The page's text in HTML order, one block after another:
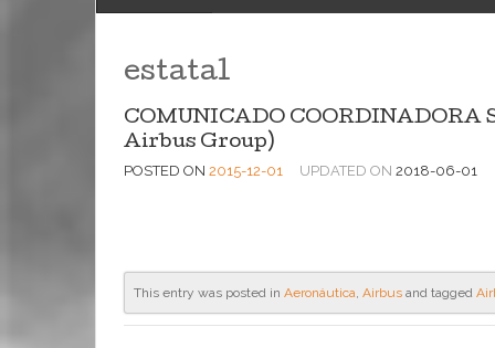
estatal
COMUNICADO COORDINADORA
Airbus Group)
POSTED ON 2015-12-01 UPDATED ON 2018-06-01
This entry was posted in Aeronáutica, Airbus and tagged